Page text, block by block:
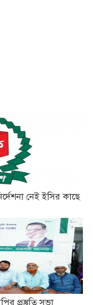
নেই ইসির কাছে
প্রস্তুতি সভা